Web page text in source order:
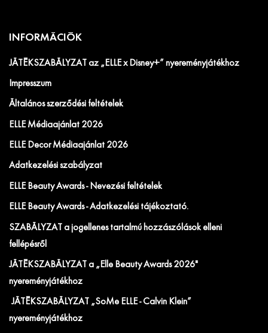
INFORMÁCIÓK
JÁTÉKSZABÁLYZAT az „ELLE x Disney+” nyereményjátékhoz
Impresszum
Általános szerződési feltételek
ELLE Médiaajánlat 2026
ELLE Decor Médiaajánlat 2026
Adatkezelési szabályzat
ELLE Beauty Awards - Nevezési feltételek
ELLE Beauty Awards - Adatkezelési tájékoztató.
SZABÁLYZAT a jogellenes tartalmú hozzászólások elleni
fellépésről
JÁTÉKSZABÁLYZAT a „Elle Beauty Awards 2026"
nyereményjátékhoz
JÁTÉKSZABÁLYZAT „SoMe ELLE - Calvin Klein”
nyereményjátékhoz